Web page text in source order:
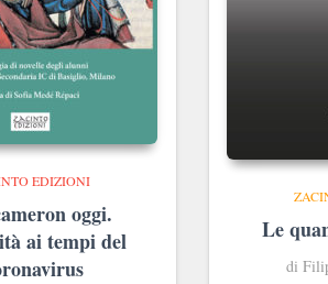
EDIZIONI
oggi.
ai tempi del
Le
di